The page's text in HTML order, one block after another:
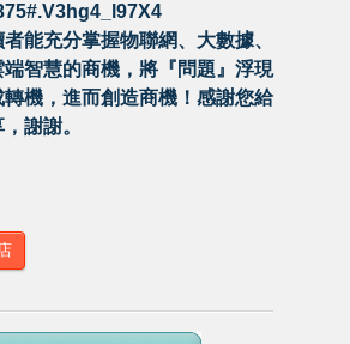
能充分掌握物聯網、大數據、
智慧的商機，將『問題』浮現
機，進而創造商機！感謝您給
謝謝。